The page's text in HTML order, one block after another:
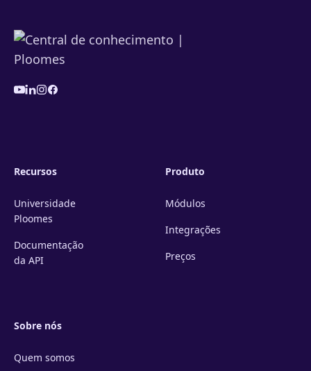
Recursos
Universidade
Ploomes
Documentação
da API
Produto
Módulos
Integrações
Preços
Sobre nós
Quem somos